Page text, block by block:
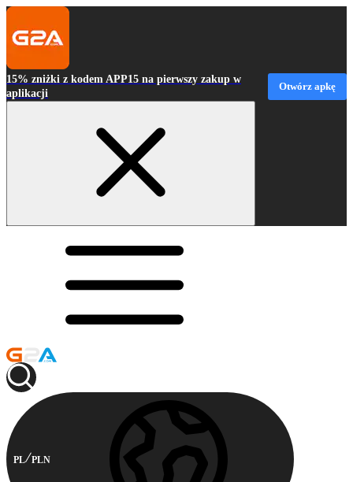
15% zniżki z kodem APP15 na pierwszy zakup w
aplikacji
Otwórz apkę
PL PLN